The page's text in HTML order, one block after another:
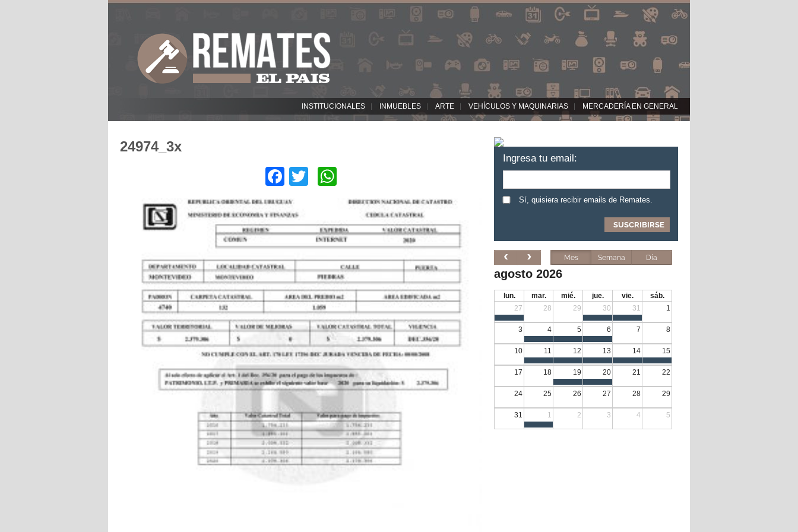
INSTITUCIONALES INMUEBLES ARTE VEHÍCULOS Y MAQUINARIAS MERCADERÍA EN GENERAL
24974_3x
Facebook
Twitter
Ingresa tu email:
Sí, quisiera recibir emails de Remates.
Mes Semana Día
agosto 2026
lun. mar. mié. jue. vie.
sáb.
27
28 29 30 31 1
3 4 5 6 7 8
10 11 12 13 14 15
17 18 19 20 21 22
24 25 26 27 28 29
31 1 2 3 4 5